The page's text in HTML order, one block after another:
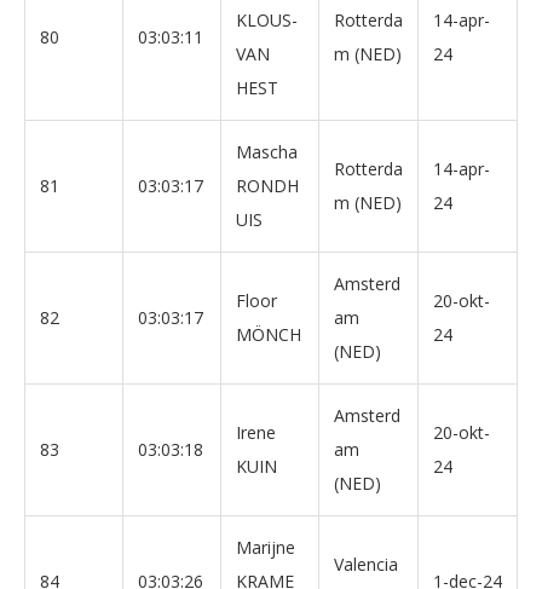
80 03:03:11
KLOUS-
VAN
HEST
Rotterda
m (NED)
14-apr-
24
81 03:03:17
Mascha
RONDH
UIS
Rotterda
m (NED)
14-apr-
24
82 03:03:17
Floor
MÖNCH
Amsterd
am
(NED)
20-okt-
24
83 03:03:18
Irene
KUIN
Amsterd
am
(NED)
20-okt-
24
84 03:03:26
Marijne
KRAME
Valencia
1-dec-24